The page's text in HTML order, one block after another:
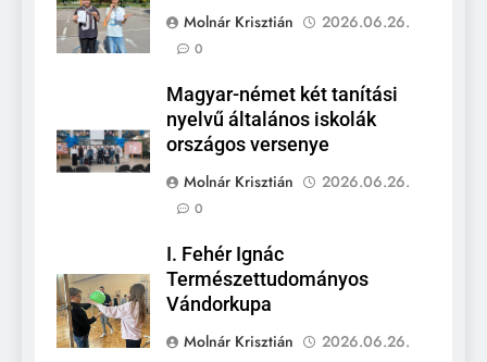
Molnár Krisztián
2026.06.26.
0
Magyar-német két tanítási
nyelvű általános iskolák
országos versenye
Molnár Krisztián
2026.06.26.
0
I. Fehér Ignác
Természettudományos
Vándorkupa
Molnár Krisztián
2026.06.26.